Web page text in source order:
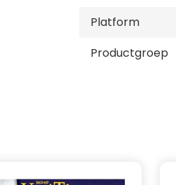
Platform
Productgroep